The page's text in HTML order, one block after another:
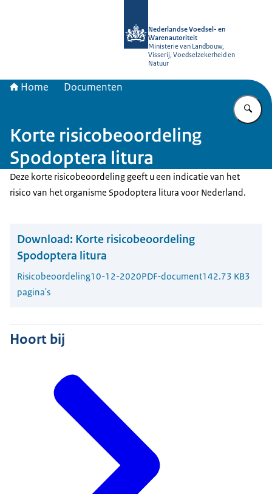
Nederlandse Voedsel- en
Warenautoriteit
Ministerie van Landbouw,
Visserij, Voedselzekerheid en
Natuur
Home Documenten
Korte risicobeoordeling
Spodoptera litura
Deze korte risicobeoordeling geeft u een indicatie van het
risico van het organisme Spodoptera litura voor Nederland.
Download: Korte risicobeoordeling
Spodoptera litura
Risicobeoordeling10-12-2020PDF-document142.73 KB3
pagina's
Hoort bij